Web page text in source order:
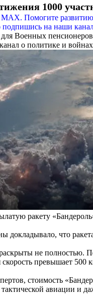
1000
Помогите
на наши
Военных
о политике и
ракету
докладывало, что
не
превышает
стоимость
авиации и